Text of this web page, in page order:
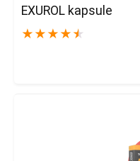
EXUROL kapsule
★ ★ ★ ★ ★